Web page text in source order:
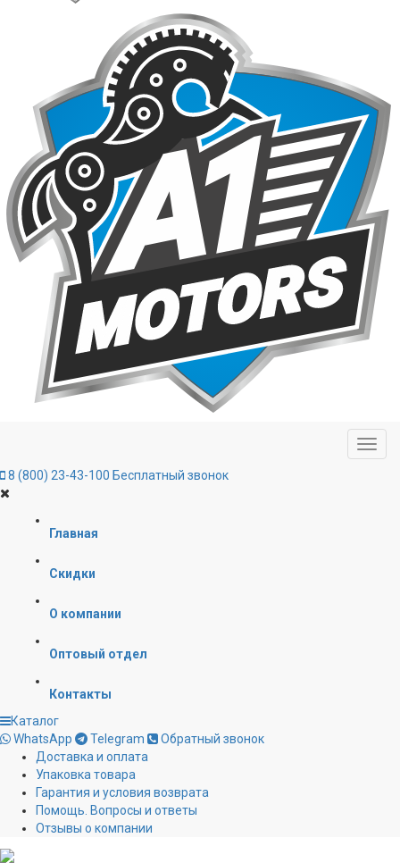
8 (800) 23-43-100 Бесплатный звонок
Главная
Скидки
О компании
Оптовый отдел
Контакты
Каталог
WhatsApp
Telegram
Обратный звонок
Доставка и оплата
Упаковка товара
Гарантия и условия возврата
Помощь. Вопросы и ответы
Отзывы о компании